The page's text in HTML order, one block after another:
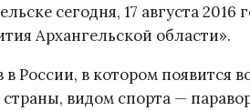
сегодня, 17 августа 2016
Архангельской области».
России, в котором появится
видом спорта —